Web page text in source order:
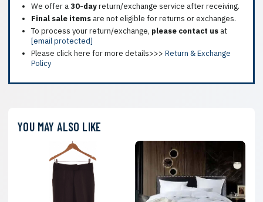
We offer a30-dayreturn/exchange service after receiving.
Final sale items are not eligible for returns or exchanges.
To process your return/exchange, please contact us at
[email protected]
Please click here for more details>>> Return & Exchange
Policy
YOU MAY ALSO LIKE